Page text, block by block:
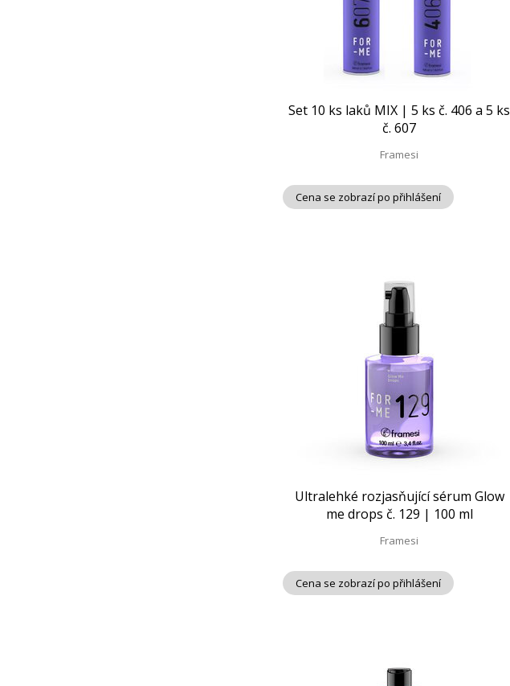
Set 10 ks laků MIX | 5 ks č. 406 a 5 ks
č. 607
Framesi
Cena se zobrazí po přihlášení
Ultralehké rozjasňující sérum Glow
me drops č. 129 | 100 ml
Framesi
Cena se zobrazí po přihlášení